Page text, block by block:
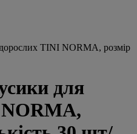
TINI NORMA, розмір
для